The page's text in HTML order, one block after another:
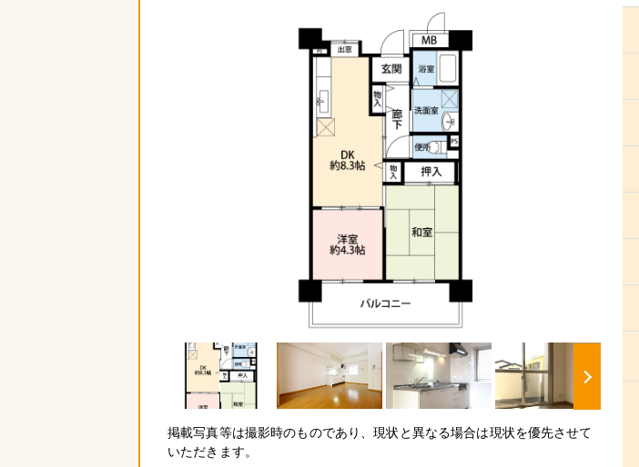
掲載写真等は撮影時のものであり、現状と異なる場合は現状を優先させて
いただきます。